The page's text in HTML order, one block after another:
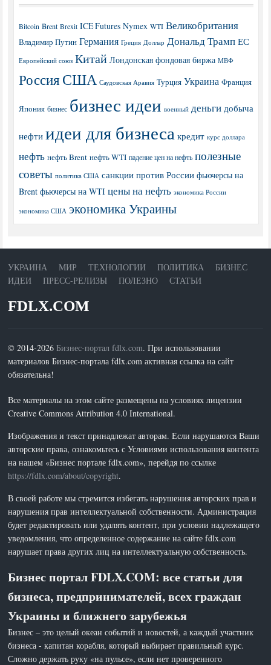
Bitcoin Brent Brexit ICE Futures Nymex WTI Великобритания
Владимир Путин Германия Греция Доллар Дональд Трамп ЕС
Европейский союз Китай Лондонская фондовая биржа МВФ
РоссияСША Саудовская Аравия Турция Украина Франция
Япония бизнес бизнес идеи военный деньги добыча
нефти идеи для бизнеса кредит курс доллара
нефть нефть Brent нефть WTI падение цен на нефть полезные
советы политика США санкции против России фьючерсы на
Brent фьючерсы на WTI цены на нефть экономика России
экономика США экономика Украины
УКРАИНА МИР ТЕХНОЛОГИИ ПОЛИТИКА
БИЗНЕС
ИДЕИ
ПРЕСС-РЕЛИЗЫ ПОЛЕЗНО СТАТЬИ
FDLX.COM
© 2014-2026 Бизнес-портал fdlx.com. При использовании
материалов Бизнес-портала fdlx.com активная ссылка на сайт
обязательна!
Все материалы на этом сайте размещены на условиях лицензии
Creative Commons Attribution 4.0 International.
Изображения и текст принадлежат авторам. Если нарушаются Ваши
авторские права, ознакомьтесь с Условиями использования контента
на нашем «Бизнес портале fdlx.com», перейдя по ссылке
https://fdlx.com/about/copyright.
В своей работе мы стремится избегать нарушения авторских прав и
нарушения прав интеллектуальной собственности. Администрация
будет редактировать или удалять контент, при условии надлежащего
уведомления, что определенное содержание на сайте fdlx.com
нарушает права других лиц на интеллектуальную собственность.
Бизнес портал FDLX.COM: все статьи для
бизнеса, предпринимателей, всех граждан
Украины и ближнего зарубежья
Бизнес – это целый океан событий и новостей, а каждый участник
бизнеса - капитан корабля, который выбирает правильный курс.
Сложно держать руку «на пульсе», если нет проверенного